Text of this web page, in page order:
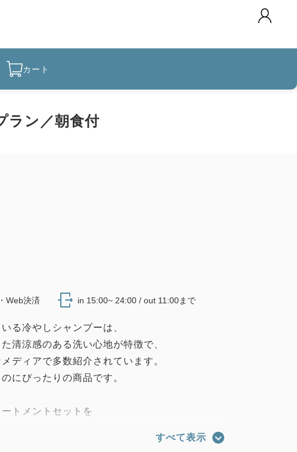
カート
ラン／朝食付
Web決済 in 15:00~ 24:00 / out 11:00まで
る冷やしシャンプーは、
清涼感のある洗い心地が特徴で、
ディアで多数紹介されています。
にぴったりの商品です。
トメントセットを
すべて表示